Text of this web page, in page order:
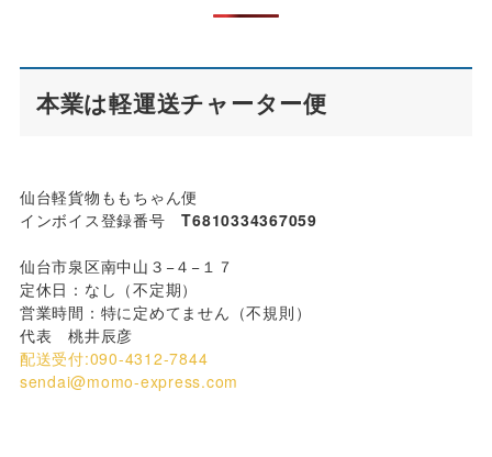
本業は軽運送チャーター便
仙台軽貨物ももちゃん便
インボイス登録番号T6810334367059
仙台市泉区南中山３−４−１７
定休日：なし（不定期）
営業時間：特に定めてません（不規則）
代表 桃井辰彦
配送受付:090-4312-7844
sendai@momo-express.com